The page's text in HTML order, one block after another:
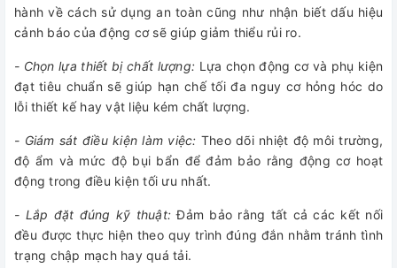
hành về cách sử dụng an toàn cũng như nhận biết dấu hiệu
cảnh báo của động cơ sẽ giúp giảm thiểu rủi ro.
- Chọn lựa thiết bị chất lượng: Lựa chọn động cơ và phụ kiện
đạt tiêu chuẩn sẽ giúp hạn chế tối đa nguy cơ hỏng hóc do
lỗi thiết kế hay vật liệu kém chất lượng.
- Giám sát điều kiện làm việc: Theo dõi nhiệt độ môi trường,
độ ẩm và mức độ bụi bẩn để đảm bảo rằng động cơ hoạt
động trong điều kiện tối ưu nhất.
- Lắp đặt đúng kỹ thuật: Đảm bảo rằng tất cả các kết nối
đều được thực hiện theo quy trình đúng đắn nhằm tránh tình
trạng chập mạch hay quá tải.